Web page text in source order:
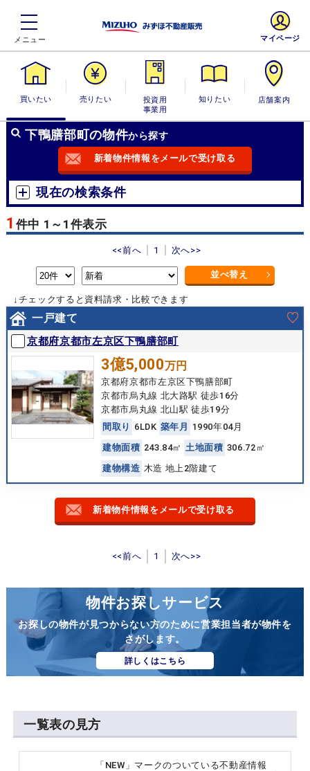
買いたい 売りたい
投資用・事業
用
知りたい 店舗案内
マイページ
下鴨膳部町の物件から探す
新着物件情報をメールで受け取る
現在の検索条件
1 件中 1～1件表示
<<前へ 1 次へ>>
並べ替え
↓チェックすると資料請求・比較できます
一戸建て
京都府京都市左京区下鴨膳部町
3億5,000万円
京都府京都市左京区下鴨膳部町
京都市烏丸線 北大路駅 徒歩16分
京都市烏丸線 北山駅 徒歩19分
間 取 り 6LDK 築年 月
1990年04月
建物面積 243.84㎡ 土地面積 306.72㎡
建物構造 木造 地上2階建て
新着物件情報をメールで受け取る
<<前へ 1 次へ>>
物件お探しサービス
お探しの物件が見つからない方のために営業担当者が物件を
さがします。
詳しくはこちら
一覧表の見方
「NEW」マークのついている不動産情報